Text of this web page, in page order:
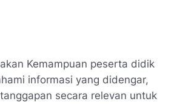
Kemampuan peserta didik
informasi yang didengar,
secara relevan untuk